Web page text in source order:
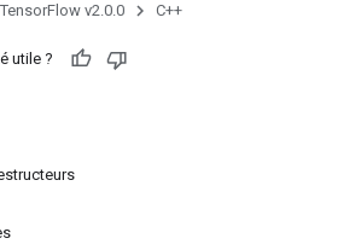
TensorFlow v2.0.0 C++
utile ?